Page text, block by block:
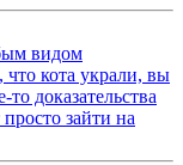
видом
что кота украли, вы
доказательства
зайти на